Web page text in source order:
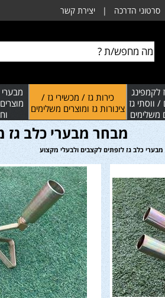
סרטוני הדרכה | יצירת קשר
לקמפינג
/ ווסתי גז
משלימים
כירות גז / מכשירי גז /
צינורות גז ומוצרים משלימים
מבערי
מבחר מבערי כלב גז
מבערי כלב גז לזפתים לקצבים ולבעלי מקצוע